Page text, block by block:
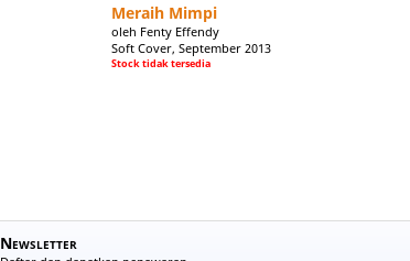
Meraih Mimpi
oleh Fenty Effendy
Soft Cover, September 2013
Stock tidak tersedia
Newsletter